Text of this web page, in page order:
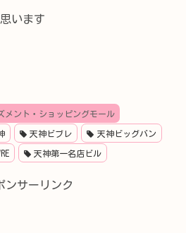
います
メント・ショッピングモール
天神ビブレ 天神ビッグバン
天神第一名店ビル
ンサーリンク